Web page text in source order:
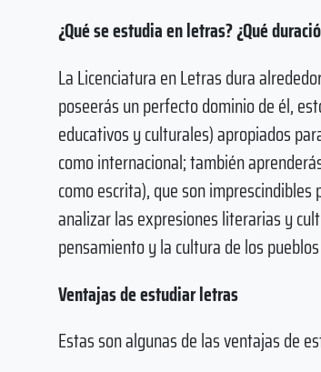
¿Qué se estudia en letras? ¿Qué
La Licenciatura en Letras dura
poseerás un perfecto dominio de él,
educativos y culturales) apropiados
como internacional; también
como escrita), que son
analizar las expresiones literarias y
pensamiento y la cultura de los
Ventajas de estudiar letras
Estas son algunas de las ventajas de